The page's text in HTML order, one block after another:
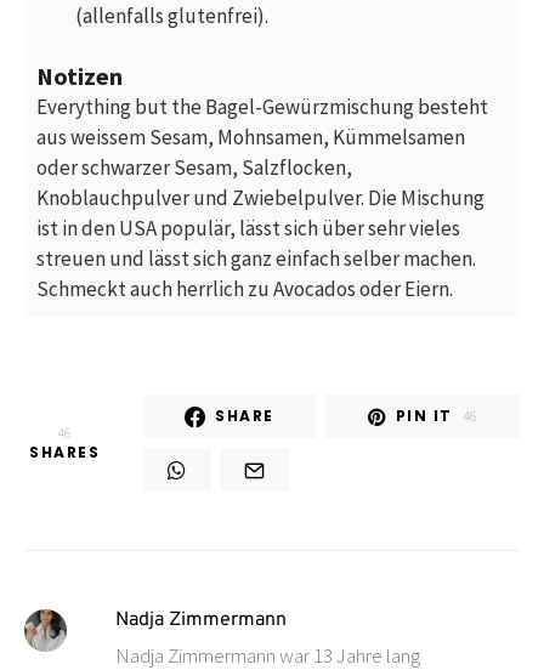
(allenfalls glutenfrei).
Notizen
Everything but the Bagel-Gewürzmischung besteht
aus weissem Sesam, Mohnsamen, Kümmelsamen
oder schwarzer Sesam, Salzflocken,
Knoblauchpulver und Zwiebelpulver. Die Mischung
ist in den USA populär, lässt sich über sehr vieles
streuen und lässt sich ganz einfach selber machen.
Schmeckt auch herrlich zu Avocados oder Eiern.
46
SHARES
SHARE PIN IT 46
Nadja Zimmermann
Nadja Zimmermann war 13 Jahre lang